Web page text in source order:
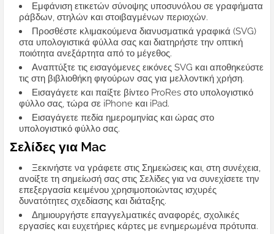
Εμφάνιση ετικετών σύνοψης υποσυνόλου σε γραφήματα
ράβδων, στηλών και στοιβαγμένων περιοχών.
Προσθέστε κλιμακούμενα διανυσματικά γραφικά (SVG)
στα υπολογιστικά φύλλα σας και διατηρήστε την οπτική
ποιότητα ανεξάρτητα από το μέγεθος.
Αναπτύξτε τις εισαγόμενες εικόνες SVG και αποθηκεύστε
τις στη βιβλιοθήκη φιγούρων σας για μελλοντική χρήση.
Εισαγάγετε και παίξτε βίντεο ProRes στο υπολογιστικό
φύλλο σας, τώρα σε iPhone και iPad.
Εισαγάγετε πεδία ημερομηνίας και ώρας στο
υπολογιστικό φύλλο σας.
Σελίδες για Mac
Ξεκινήστε να γράφετε στις Σημειώσεις και, στη συνέχεια,
ανοίξτε τη σημείωσή σας στις Σελίδες για να συνεχίσετε την
επεξεργασία κειμένου χρησιμοποιώντας ισχυρές
δυνατότητες σχεδίασης και διάταξης.
Δημιουργήστε επαγγελματικές αναφορές, σχολικές
εργασίες και ευχετήριες κάρτες με ενημερωμένα πρότυπα.